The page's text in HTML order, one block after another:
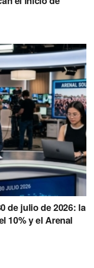
de julio de 2026: la
10% y el Arenal